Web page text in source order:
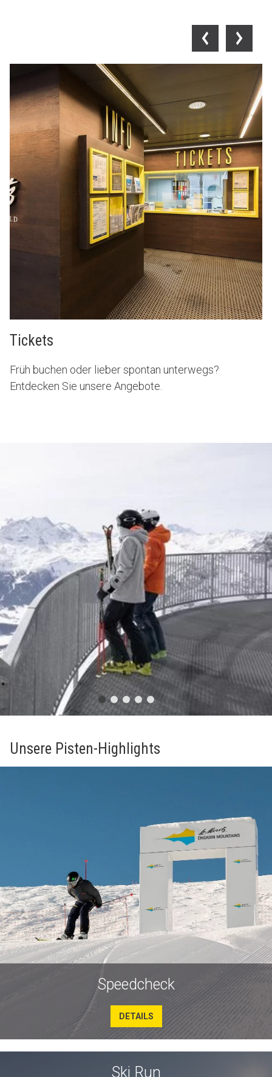
Tickets
Früh buchen oder lieber spontan unterwegs?
Entdecken Sie unsere Angebote.
Unsere Pisten-Highlights
Speedcheck
DETAILS
Ski Run